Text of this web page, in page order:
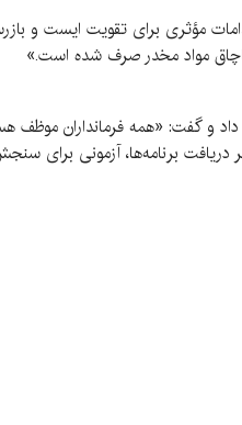
مؤثری برای تقویت ایست و
قاچاق مواد مخدر صرف شده است.»
داد و گفت: «همه فرمانداران
دریافت برنامه‌ها، آزمونی